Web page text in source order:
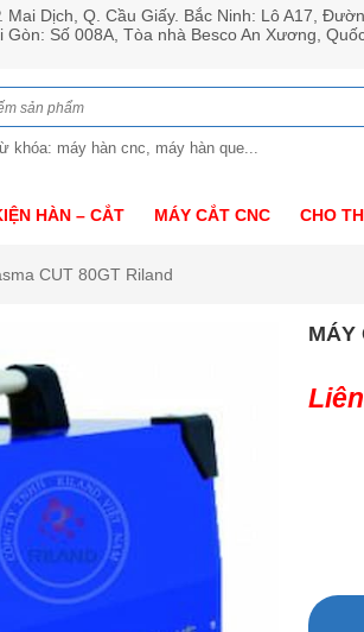
Dịch, Q. Cầu Giấy. Bắc Ninh: Lô A17,
Số 008A, Tòa nhà Besco An Xương,
khóa: máy hàn cnc, máy hàn que...
HÀN – CẮT MÁY CẮT CNC CHO
CUT 80GT Riland
MÁY